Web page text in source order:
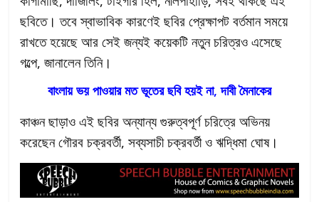
ছবিতে। তবে স্বাভাবিক কারণেই ছবির প্রেক্ষাপট বর্তমান সময়ে
রাখতে হয়েছে আর সেই জন্যই কয়েকটি নতুন চরিত্রও এসেছে
গল্পে, জানালেন তিনি।
বাংলায় ভয় পাওয়ার মত ভূতের ছবি হয়ই না, দাবী মৈনাকের
কাঞ্চন ছাড়াও এই ছবির অন্যান্য গুরুত্বপূর্ণ চরিত্রে অভিনয়
করেছেন গৌরব চক্রবর্তী, সব্যসাচী চক্রবর্তী ও ঋদ্ধিমা ঘোষ।